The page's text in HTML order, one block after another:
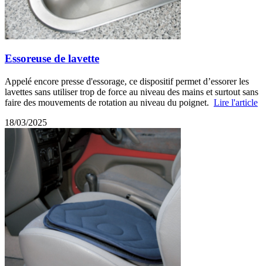
Essoreuse de lavette
Appelé encore presse d'essorage, ce dispositif permet d’essorer les
lavettes sans utiliser trop de force au niveau des mains et surtout sans
faire des mouvements de rotation au niveau du poignet. Lire l'article
18/03/2025